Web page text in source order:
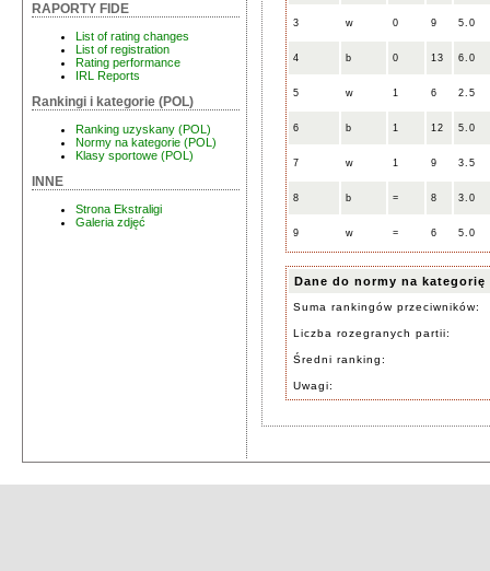
RAPORTY FIDE
List of rating changes
List of registration
Rating performance
IRL Reports
Rankingi i kategorie (POL)
Ranking uzyskany (POL)
Normy na kategorie (POL)
Klasy sportowe (POL)
INNE
Strona Ekstraligi
Galeria zdjęć
3 w 0 9 5.0
4 b 0 13 6.0
5 w 1 6 2.5
6 b 1 12 5.0
7 w 1 9 3.5
8 b = 8 3.0
9 w = 6 5.0
Dane do normy na kategorię
Suma rankingów przeciwników:
Liczba rozegranych partii:
Średni ranking:
Uwagi: